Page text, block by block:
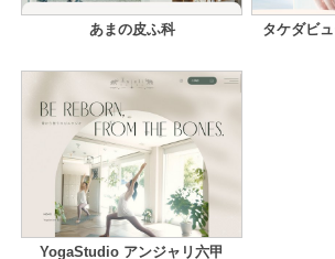
あまの皮ふ科 タケダビ
YogaStudio アンジャリ六甲